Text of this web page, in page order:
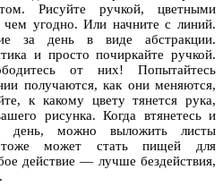
Рисуйте ручкой, цветными
угодно. Или начните с линий.
за день в виде абстракции.
и просто почиркайте ручкой.
от них! Попытайтесь
получаются, как они меняются,
к какому цвету тянется рука,
рисунка. Когда втянетесь и
день, можно выложить листы
может стать пищей для
действие — лучше бездействия,